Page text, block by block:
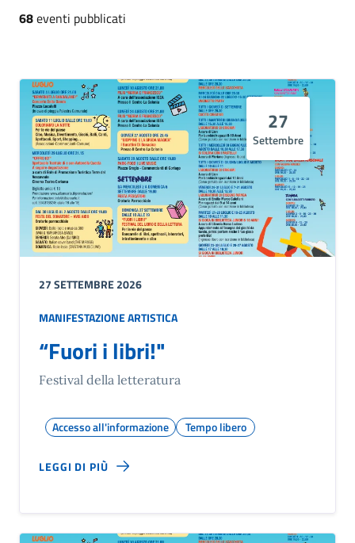
68eventi pubblicati
27
Settembre
27 SETTEMBRE 2026
MANIFESTAZIONE ARTISTICA
“Fuori i libri!"
Festival della letteratura
Accesso all'informazione Tempo libero
LEGGI DI PIÙ